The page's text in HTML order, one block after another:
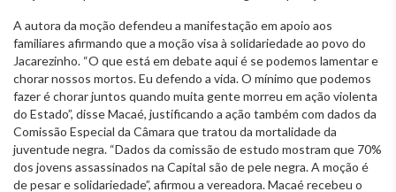
A autora da moção defendeu a manifestação em apoio aos
familiares afirmando que a moção visa à solidariedade ao povo do
Jacarezinho. “O que está em debate aqui é se podemos lamentar e
chorar nossos mortos. Eu defendo a vida. O mínimo que podemos
fazer é chorar juntos quando muita gente morreu em ação violenta
do Estado”, disse Macaé, justificando a ação também com dados da
Comissão Especial da Câmara que tratou da mortalidade da
juventude negra. “Dados da comissão de estudo mostram que 70%
dos jovens assassinados na Capital são de pele negra. A moção é
de pesar e solidariedade”, afirmou a vereadora. Macaé recebeu o